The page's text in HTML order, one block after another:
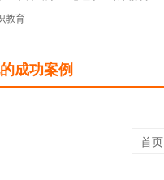
教育
成功案例
首页